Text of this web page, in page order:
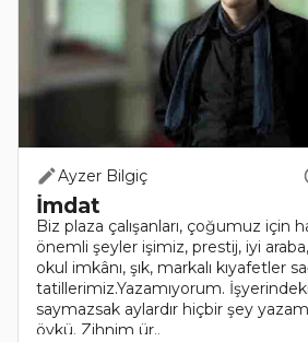
Ayzer Bilgiç
İmdat
Biz plaza çalışanları, çoğumuz için
önemli şeyler işimiz, prestij, iyi
okul imkânı, şık, markalı kıyafetler
tatillerimiz.Yazamıyorum.
saymazsak aylardır hiçbir şey
öykü. Zihnim ür..